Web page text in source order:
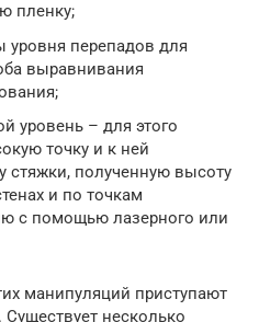
пленку;
перепадов для
выравнивания
уровень – для этого
точку и к ней
стяжки, полученную высоту
и по точкам
с помощью лазерного или
манипуляций приступают
Существует несколько